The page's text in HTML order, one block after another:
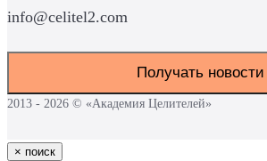
info@celitel2.com
Получать новости
2013 - 2026 © «Академия Целителей»
× поиск